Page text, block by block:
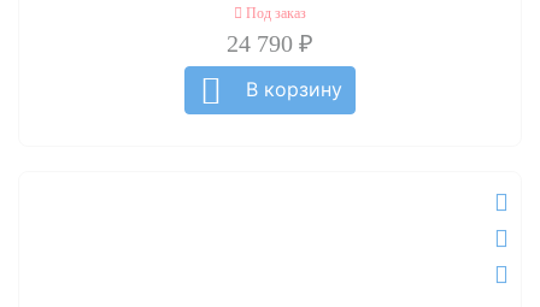
Под заказ
24 790 ₽
В корзину